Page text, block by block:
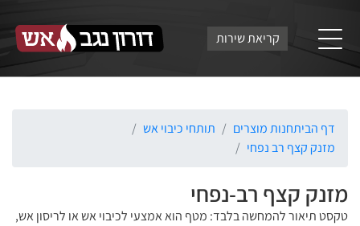
קריאת שירות
דף הביתחנות מוצרים
תותחי כיבוי אש
מזנק קצף רב נפחי
מזנק קצף רב-נפחי
טקסט תיאור להמחשה בלבד: מטף הוא אמצעי לכיבוי אש או לריסון אש,